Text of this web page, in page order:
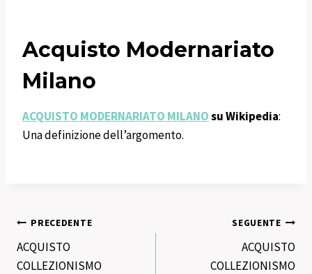
Acquisto Modernariato
Milano
ACQUISTO MODERNARIATO MILANOsu Wikipedia:
Una definizione dell’argomento.
Navigazione
articoli
PRECEDENTE
ACQUISTO
COLLEZIONISMO
SEGUENTE
ACQUISTO
COLLEZIONISMO